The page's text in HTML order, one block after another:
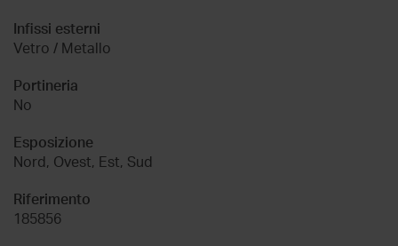
Infissi esterni
Vetro / Metallo
Portineria
No
Esposizione
Nord, Ovest, Est, Sud
Riferimento
185856